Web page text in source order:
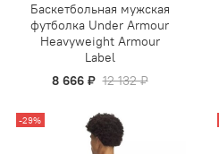
Баскетбольная мужская
футболка Under Armour
Heavyweight Armour
Label
8 666 ₽ 12 132 ₽
-29%